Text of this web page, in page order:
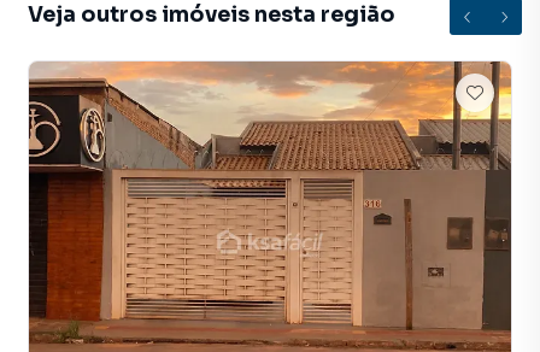
Veja outros imóveis nesta região